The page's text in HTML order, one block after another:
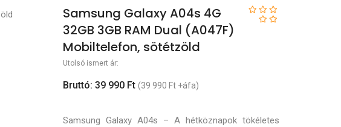
Samsung Galaxy A04s 4G
32GB 3GB RAM Dual (A047F)
Mobiltelefon, sötétzöld
Utolsó ismert ár:
Bruttó: 39 990 Ft (39 990 Ft +áfa)
Samsung Galaxy A04s – A hétköznapok tökéletes